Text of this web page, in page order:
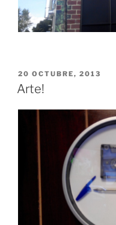
PUBLICADO
EL
20 OCTUBRE, 2013
Arte!